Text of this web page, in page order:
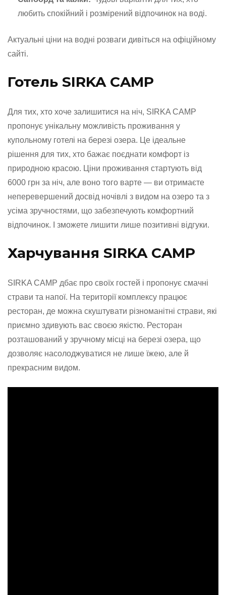
любить спокійний і розмірений відпочинок на воді.
Актуальні ціни на водні розваги дивіться на офіційному
сайті.
Готель SIRKA CAMP
Для тих, хто хоче залишитися на ніч, SIRKA CAMP
пропонує унікальну можливість проживання у
купольному готелі на березі озера. Це ідеальне
рішення для тих, хто бажає поєднати комфорт із
природною красою. Ціни проживання стартують від
6000 грн за ніч, але воно того варте — ви отримаєте
неперевершений досвід ночівлі з видом на озеро та з
усіма зручностями, що забезпечують комфортний
відпочинок. І зможете лишити лише позитивні відгуки.
Харчування SIRKA CAMP
SIRKA CAMP дбає про своїх гостей і пропонує смачні
страви та напої. На території комплексу працює
ресторан, де можна скуштувати різноманітні страви, які
приємно здивують вас своєю якістю. Ресторан
розташований у зручному місці на березі озера, що
дозволяє насолоджуватися не лише їжею, але й
прекрасним видом.